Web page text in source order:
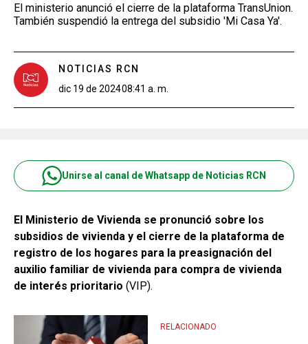
El ministerio anunció el cierre de la plataforma TransUnion.
También suspendió la entrega del subsidio 'Mi Casa Ya'.
NOTICIAS RCN
dic 19 de 202408:41 a. m.
Unirse al canal de Whatsapp de Noticias RCN
El Ministerio de Vivienda se pronunció sobre los
subsidios de vivienda y el cierre de la plataforma de
registro de los hogares para la preasignación del
auxilio familiar de vivienda para compra de vivienda
de interés prioritario (VIP).
RELACIONADO